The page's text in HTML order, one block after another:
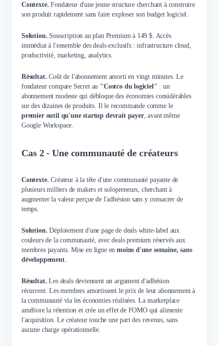
Contexte. Fondateur d'une jeune structure cherchant à construire
son produit rapidement sans faire exploser son budget logiciel.
Solution. Souscription au plan Premium à 149 $. Accès
immédiat à l'ensemble des deals exclusifs : infrastructure cloud,
productivité, marketing, analytics.
Résultat. Coût de l'abonnement amorti en vingt minutes. Le
fondateur compare Secret au "Costco du logiciel" : un
abonnement modeste qui débloque des économies considérables
sur des dizaines de produits. Il le recommande comme le
premier outil qu'une startup devrait payer, avant même
Google Workspace.
Cas 2 - Une communauté de créateurs
Contexte. Créateur à la tête d'une communauté payante de
plusieurs milliers de makers et solopreneurs, cherchant à
augmenter la valeur perçue de l'adhésion sans y consacrer de
temps.
Solution. Déploiement d'une page de deals white-label aux
couleurs de la communauté, avec deals premium réservés aux
membres payants. Mise en ligne enmoins d'une semaine, sans
développement.
Résultat. Les deals deviennent un argument d'adhésion
récurrent. Les membres amortissent le prix de leur abonnement à
la communauté via les économies réalisées. La marketplace
améliore la rétention et crée un effet de FOMO qui alimente
l'acquisition. Le créateur touche une part des revenus, sans
aucune charge opérationnelle.